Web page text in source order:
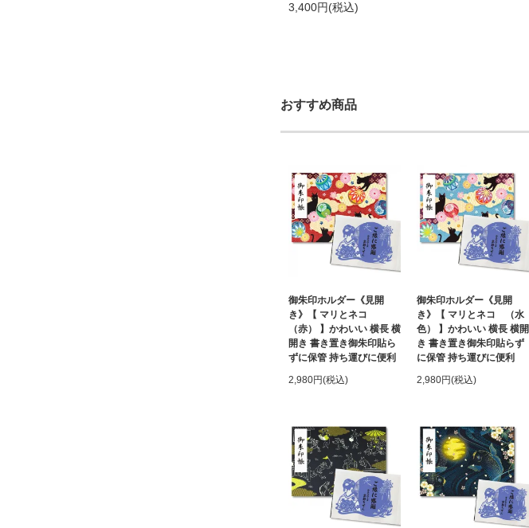
3,400円(税込)
おすすめ商品
御朱印ホルダー《見開
き》【 マリとネコ
（赤） 】かわいい 横長 横
開き 書き置き御朱印貼ら
ずに保管 持ち運びに便利
2,980円(税込)
御朱印ホルダー《見開
き》【 マリとネコ （水
色） 】かわいい 横長 横開
き 書き置き御朱印貼らず
に保管 持ち運びに便利
2,980円(税込)